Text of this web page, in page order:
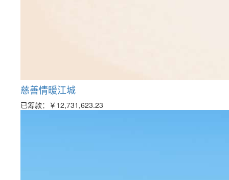
慈善情暖江城
已筹款： ￥12,731,623.23